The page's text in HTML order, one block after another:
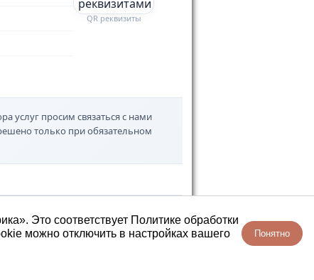
QR реквизиты
услуг просим связаться с нами
только при обязательном
Это соответствует Политике обработки
можно отключить в настройках вашего
Понятно